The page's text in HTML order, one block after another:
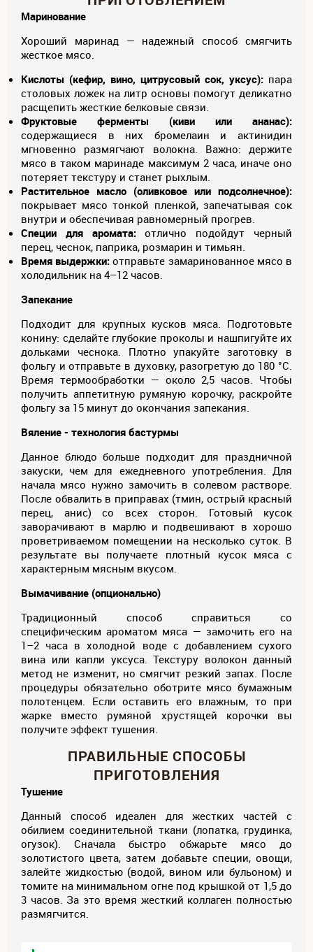
Маринование
Хороший маринад — надежный способ смягчить
жесткое мясо.
Кислоты (кефир, вино, цитрусовый сок, уксус): пара
столовых ложек на литр основы помогут деликатно
расщепить жесткие белковые связи.
Фруктовые ферменты
(киви или ананас):
содержащиеся в них бромелаин и актинидин
мгновенно размягчают волокна. Важно: держите
мясо в таком маринаде максимум 2 часа, иначе оно
потеряет текстуру и станет рыхлым.
Растительное масло (оливковое или подсолнечное):
покрывает мясо тонкой пленкой, запечатывая сок
внутри и обеспечивая равномерный прогрев.
Специи для аромата:отлично подойдут черный
перец, чеснок, паприка, розмарин и тимьян.
Время выдержки: отправьте замаринованное мясо в
холодильник на 4–12 часов.
Запекание
Подходит для крупных кусков мяса. Подготовьте
конину: сделайте глубокие проколы и нашпигуйте их
дольками чеснока. Плотно упакуйте заготовку в
фольгу и отправьте в духовку, разогретую до 180 °C.
Время термообработки — около 2,5 часов. Чтобы
получить аппетитную румяную корочку, раскройте
фольгу за 15 минут до окончания запекания.
Вяление - технология бастурмы
Данное блюдо больше подходит для праздничной
закуски, чем для ежедневного употребления. Для
начала мясо нужно замочить в солевом растворе.
После обвалить в приправах (тмин, острый красный
перец, анис) со всех сторон. Готовый кусок
заворачивают в марлю и подвешивают в хорошо
проветриваемом помещении на несколько суток. В
результате вы получаете плотный кусок мяса с
характерным мясным вкусом.
Вымачивание (опционально)
Традиционный способ справиться со
специфическим ароматом мяса — замочить его на
1–2 часа в холодной воде с добавлением сухого
вина или капли уксуса. Текстуру волокон данный
метод не изменит, но смягчит резкий запах. После
процедуры обязательно оботрите мясо бумажным
полотенцем. Если оставить его влажным, то при
жарке вместо румяной хрустящей корочки вы
получите эффект тушения.
ПРАВИЛЬНЫЕ СПОСОБЫ
ПРИГОТОВЛЕНИЯ
Тушение
Данный способ идеален для жестких частей с
обилием соединительной ткани (лопатка, грудинка,
огузок). Сначала быстро обжарьте мясо до
золотистого цвета, затем добавьте специи, овощи,
залейте жидкостью (водой, вином или бульоном) и
томите на минимальном огне под крышкой от 1,5 до
3 часов. За это время жесткий коллаген полностью
размягчится.